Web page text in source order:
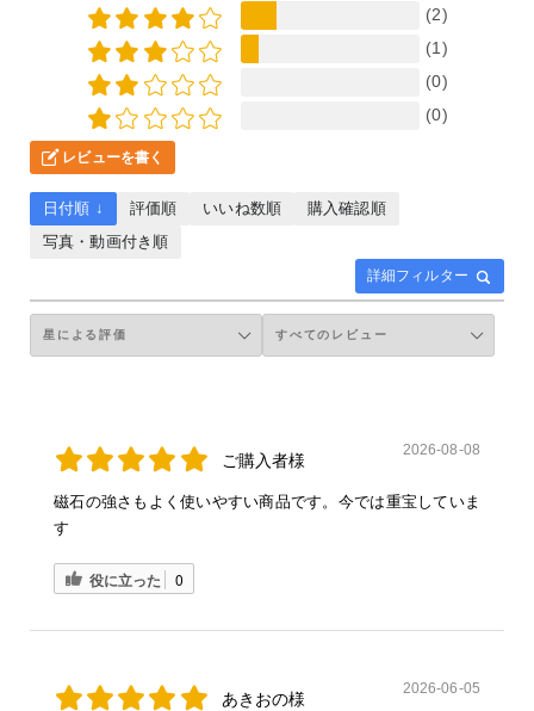
(2)
(1)
(0)
(0)
レビューを書く
詳細フィルター
日付順 ↓ 評価順 いいね数順
購入確認順
写真・動画付き順
ご購入者様
2026-08-08
磁石の強さもよく使いやすい商品です。今では重宝していま
す
役に立った 0
あきおの様
2026-06-05